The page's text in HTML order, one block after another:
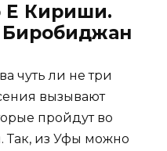
Е Кириши.
Биробиджан
чуть ли не три
вызывают
пройдут во
Так, из Уфы можно